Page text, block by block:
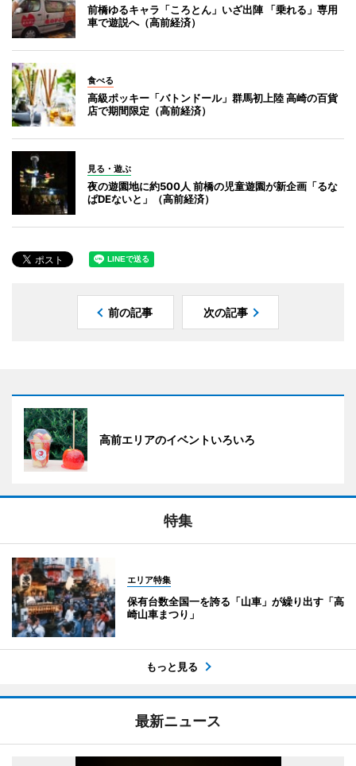
前橋ゆるキャラ「ころとん」いざ出陣 「乗れる」専用
車で遊説へ（高前経済）
食べる
高級ポッキー「バトンドール」群馬初上陸 高崎の百貨
店で期間限定（高前経済）
見る・遊ぶ
夜の遊園地に約500人 前橋の児童遊園が新企画「るな
ぱDEないと」（高前経済）
前の記事 次の記事
高前エリアのイベントいろいろ
特集
エリア特集
保有台数全国一を誇る「山車」が繰り出す「高
崎山車まつり」
もっと見る
最新ニュース